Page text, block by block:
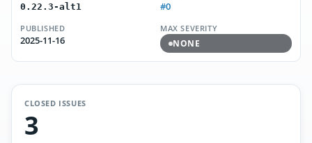
0.22.3-alt1
#0
PUBLISHED
2025-11-16
MAX SEVERITY
NONE
CLOSED ISSUES
3